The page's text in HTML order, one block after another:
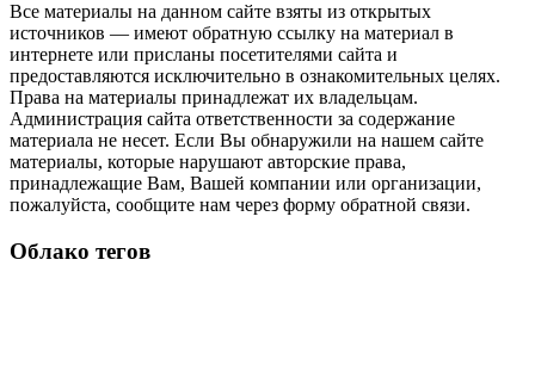
Все материалы на данном сайте взяты из открытых
источников — имеют обратную ссылку на материал в
интернете или присланы посетителями сайта и
предоставляются исключительно в ознакомительных целях.
Права на материалы принадлежат их владельцам.
Администрация сайта ответственности за содержание
материала не несет. Если Вы обнаружили на нашем сайте
материалы, которые нарушают авторские права,
принадлежащие Вам, Вашей компании или организации,
пожалуйста, сообщите нам через форму обратной связи.
Облако тегов